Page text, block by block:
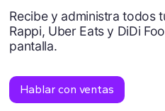
Recibe y administra todos
Rappi, Uber Eats y DiDi
pantalla.
Hablar con ventas